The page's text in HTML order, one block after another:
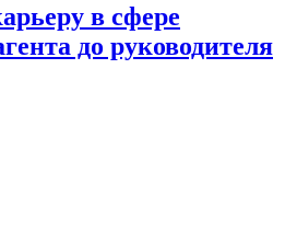
в сфере
до руководителя